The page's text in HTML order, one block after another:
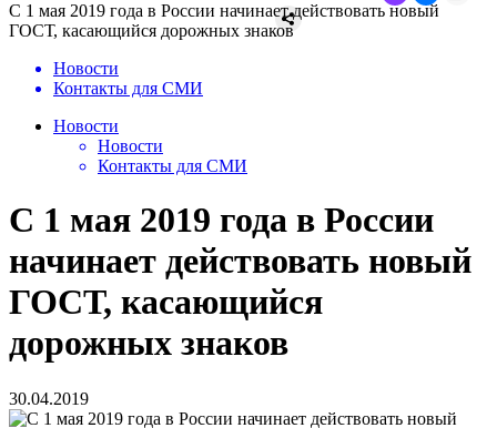
С 1 мая 2019 года в России начинает действовать новый
ГОСТ, касающийся дорожных знаков
Новости
Контакты для СМИ
Новости
Новости
Контакты для СМИ
С 1 мая 2019 года в России
начинает действовать новый
ГОСТ, касающийся
дорожных знаков
30.04.2019